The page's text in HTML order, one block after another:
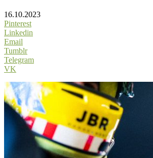
16.10.2023
Pinterest
Linkedin
Email
Tumblr
Telegram
VK